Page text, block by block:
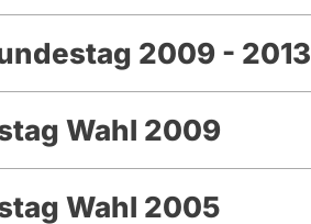
2009 - 2013
Wahl 2009
Wahl 2005